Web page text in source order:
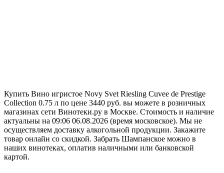
Купить Вино игристое Novy Svet Riesling Cuvee de Prestige
Collection 0.75 л по цене 3440 руб. вы можете в розничных
магазинах сети Винотеки.ру в Москве. Стоимость и наличие
актуальны на 09:06 06.08.2026 (время московское). Мы не
осуществляем доставку алкогольной продукции. Закажите
товар онлайн со скидкой. Забрать Шампанское можно в
наших винотеках, оплатив наличными или банковской
картой.